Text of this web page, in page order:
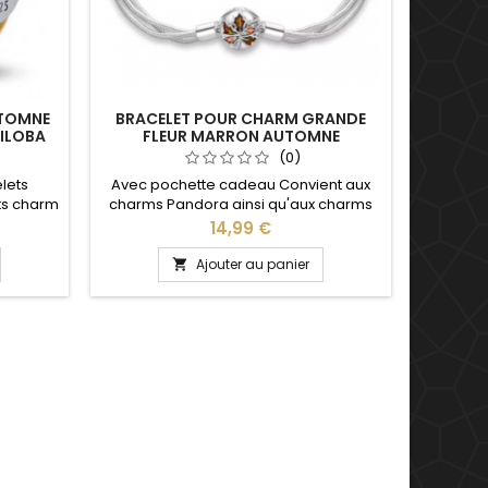
charm
fête
BRACELET POUR CHARM GRANDE
FLEUR MARRON AUTOMNE
(0)
Avec pochette cadeau Convient aux
charms Pandora ainsi qu'aux charms
de notre site idéal pour : Noël, Saint
Valentin, anniversaire, anniversaire de
mariage Plusieurs tailles disponible : 17,
18, 19, 20 cm Pour la dimensions nous
conseillons 2cm en plus par rapport à
Prix
14,99 €
 Ajouter au panier